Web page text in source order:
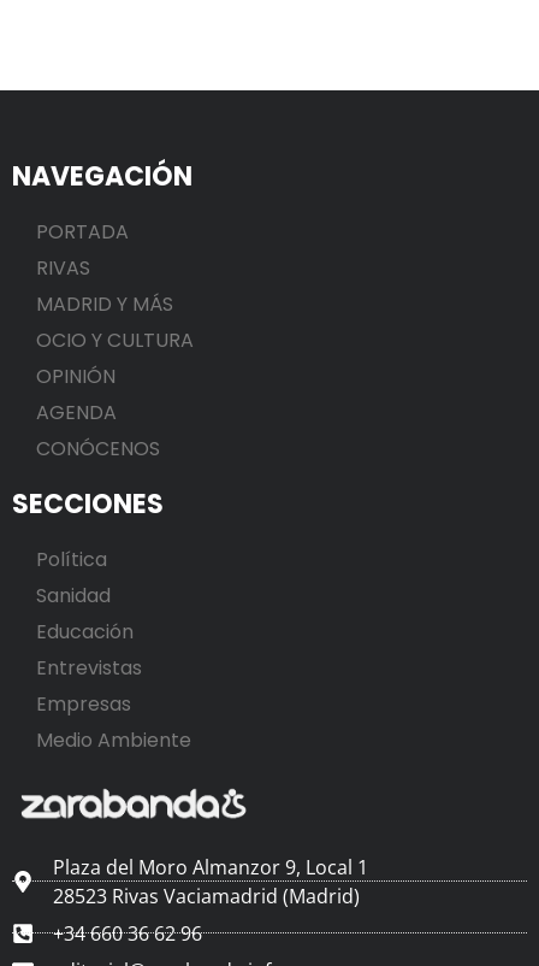
NAVEGACIÓN
PORTADA
RIVAS
MADRID Y MÁS
OCIO Y CULTURA
OPINIÓN
AGENDA
CONÓCENOS
SECCIONES
Política
Sanidad
Educación
Entrevistas
Empresas
Medio Ambiente
Plaza del Moro Almanzor 9, Local 1
28523 Rivas Vaciamadrid (Madrid)
+34 660 36 62 96